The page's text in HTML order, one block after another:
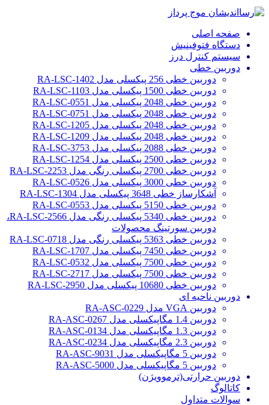
صفحه اصلی
دستگاه فتوفینیش
سیستم کنترل درز
دوربین خطی
دوربین خطی 256 پیکسلی مدل RA-LSC-1402
دوربین خطی 1500 پیکسلی مدل RA-LSC-1103
دوربین خطی 2048 پیکسلی مدل RA-LSC-0551
دوربین خطی 2048 پیکسلی مدل RA-LSC-0751
دوربین خطی 2048 پیکسلی مدل RA-LSC-1205
دوربین خطی 2048 پیکسلی مدل RA-LSC-1209
دوربین خطی 2088 پیکسلی مدل RA-LSC-3753
دوربین خطی 2500 پیکسلی مدل RA-LSC-1254
دوربین خطی 2700 پیکسلی رنگی مدل RA-LSC-2253
دوربین خطی 3000 پیکسلی مدل RA-LSC-0526
آشکارساز خطی 3648 پیکسلی مدل RA-LSC-1304
دوربین خطی 5150 پیکسلی مدل RA-LSC-0553
دوربین خطی 5340 پیکسلی رنگی مدل RA-LSC-2566،
دوربین سورتینگ محصولات
دوربین خطی 5363 پیکسلی رنگی مدل RA-LSC-0718
دوربین خطی 7450 پیکسلی مدل RA-LSC-1707
دوربین خطی 7500 پیکسلی مدل RA-LSC-0532
دوربین خطی 7500 پیکسلی مدل RA-LSC-2717
دوربین خطی 10680 پیکسلی مدل RA-LSC-2950
دوربین ناحیه ای
دوربین VGA مدل RA-ASC-0229
دوربین 1.4 مگاپیکسلی مدل RA-ASC-0267
دوربین 1.3 مگاپیکسلی مدل RA-ASC-0134
دوربین 2.3 مگاپیکسلی مدل RA-ASC-0234
دوربین 5 مگاپیکسلی مدل RA-ASC-9031
دوربین 5 مگاپیکسلی مدل RA-ASC-5000
دوربین حرارتی(ترموویژن)
کاتالوگ
سوالات متداول